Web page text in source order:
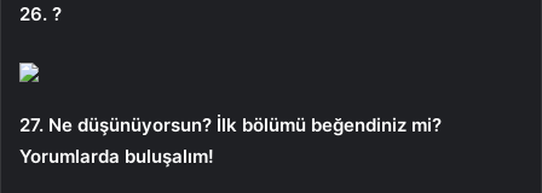
26. ?
27. Ne düşünüyorsun? İlk bölümü beğendiniz mi?
Yorumlarda buluşalım!